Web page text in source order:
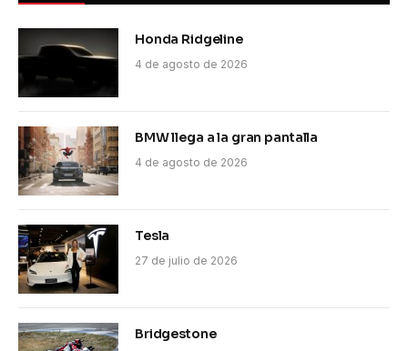
Honda Ridgeline
4 de agosto de 2026
BMW llega a la gran pantalla
4 de agosto de 2026
Tesla
27 de julio de 2026
Bridgestone